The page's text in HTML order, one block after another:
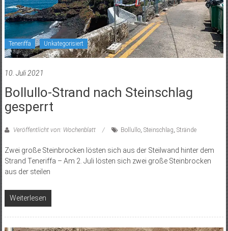
Teneriffa Unkategorisiert
10. Juli 2021
Bollullo-Strand nach Steinschlag
gesperrt
Veröffentlicht von: Wochenblatt Bollullo, Steinschlag, Strände
Zwei große Steinbrocken lösten sich aus der Steilwand hinter dem
Strand Teneriffa – Am 2. Juli lösten sich zwei große Steinbrocken
aus der steilen
Weiterlesen